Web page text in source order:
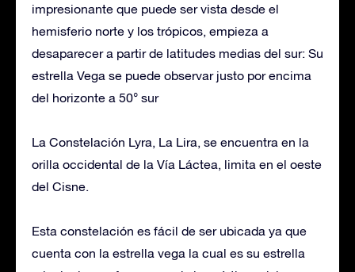
impresionante que puede ser vista desde el
hemisferio norte y los trópicos, empieza a
desaparecer a partir de latitudes medias del sur: Su
estrella Vega se puede observar justo por encima
del horizonte a 50° sur
La Constelación Lyra, La Lira, se encuentra en la
orilla occidental de la Vía Láctea, limita en el oeste
del Cisne.
Esta constelación es fácil de ser ubicada ya que
cuenta con la estrella vega la cual es su estrella